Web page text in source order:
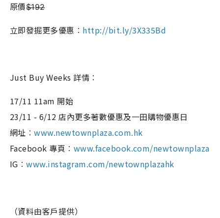
原價$̶1̶9̶2̶
立即發掘更多優惠︰ http://bit.ly/3X335Bd
Just Buy Weeks 詳情︰
17/11 11am 開始
23/11 - 6/12 店內更多著數優惠及一田購物優惠日
網址︰www.newtownplaza.com.hk
Facebook 專頁︰ www.facebook.com/newtownplaza
IG︰www.instagram.com/newtownplazahk
（資料由客戶提供）